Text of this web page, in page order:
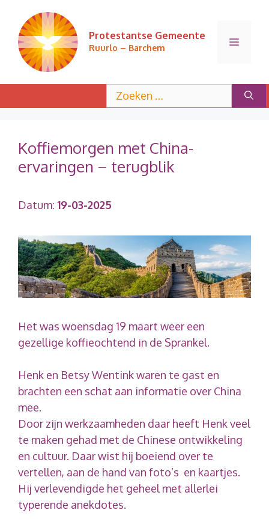
inhoud
Protestantse Gemeente
Ruurlo – Barchem
Menu
naar:
Koffiemorgen met China-
ervaringen – terugblik
Datum: 19-03-2025
Het was woensdag 19 maart weer een
gezellige koffieochtend in de Sprankel.
Henk en Betsy Wentink waren te gast en
brachten een schat aan informatie over China
mee.
Door zijn werkzaamheden daar heeft Henk veel
te maken gehad met de Chinese ontwikkeling
en cultuur. Daar wist hij boeiend over te
vertellen, aan de hand van foto’s en kaartjes.
Hij verlevendigde het geheel met allerlei
typerende anekdotes.